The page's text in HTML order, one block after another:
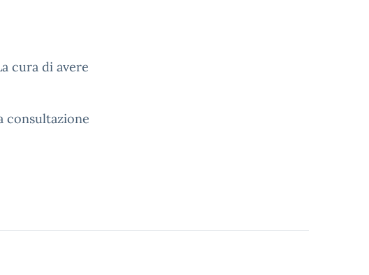
cura di avere
consultazione